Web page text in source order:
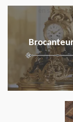
en savoir